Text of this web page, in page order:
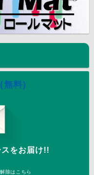
無料)
をお届け!!
除はこちら